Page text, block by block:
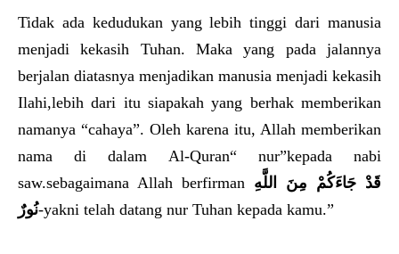
Tidak ada kedudukan yang lebih tinggi dari manusia
menjadi kekasih Tuhan. Maka yang pada jalannya
berjalan diatasnya menjadikan manusia menjadi kekasih
Ilahi,lebih dari itu siapakah yang berhak memberikan
namanya “cahaya”. Oleh karena itu, Allah memberikan
nama di dalam Al-Quran“ nur”kepada nabi
saw.sebagaimana Allah berfirman قَدْ جَاءَكُمْ مِنَ اللَّهِ
نُورٌ-yakni telah datang nur Tuhan kepada kamu.”